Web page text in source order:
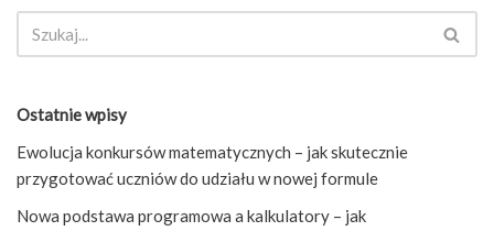
Ostatnie wpisy
Ewolucja konkursów matematycznych – jak skutecznie
przygotować uczniów do udziału w nowej formule
Nowa podstawa programowa a kalkulatory – jak